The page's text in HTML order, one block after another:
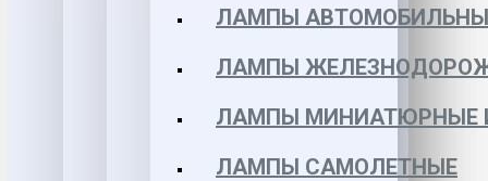
ЛАМПЫ
ЛАМПЫ
ЛАМПЫ МИНИАТЮРНЫЕ
ЛАМПЫ САМОЛЕТНЫЕ